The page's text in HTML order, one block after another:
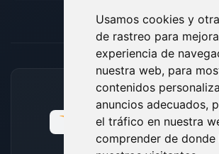
Usamos cookies y
de rastreo para
experiencia de
nuestra web, para
contenidos
anuncios adecuados,
el tráfico en nuestra
comprender de donde
MÉTODOS DE PAGO